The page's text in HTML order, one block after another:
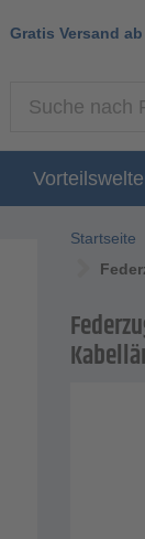
Gratis Versand ab
Startseite